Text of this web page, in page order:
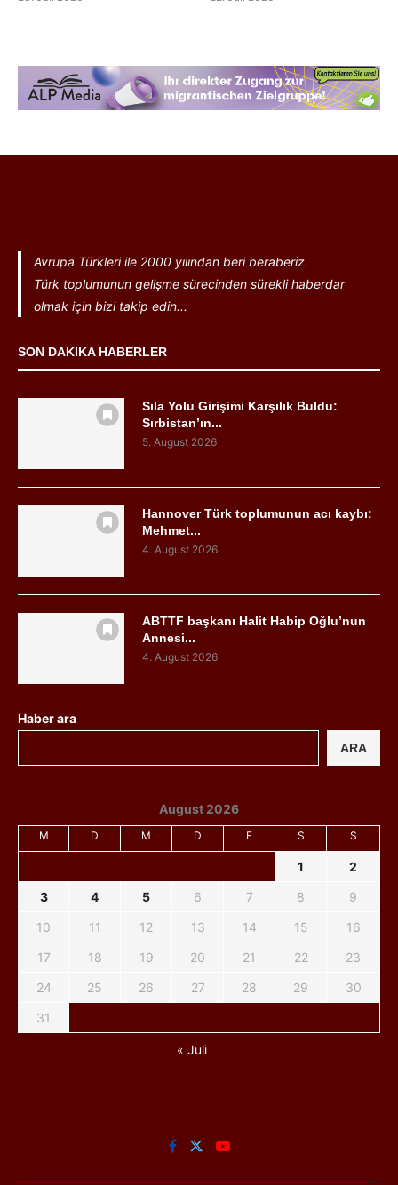
Avrupa Türkleri ile 2000 yılından beri beraberiz.
Türk toplumunun gelişme sürecinden sürekli haberdar
olmak için bizi takip edin...
SON DAKIKA HABERLER
Sıla Yolu Girişimi Karşılık Buldu:
Sırbistan’ın...
5. August 2026
Hannover Türk toplumunun acı kaybı:
Mehmet...
4. August 2026
ABTTF başkanı Halit Habip Oğlu’nun
Annesi...
4. August 2026
Haber ara
ARA
August 2026
M D M D F S S
1
2
3
4 5 6 7 8
9
10
11 12 13 14 15
16
17
18 19 20 21 22
23
24
25 26 27 28 29
30
31
« Juli